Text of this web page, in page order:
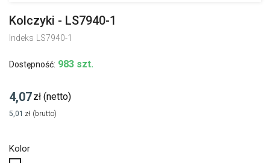
Kolczyki - LS7940-1
Indeks LS7940-1
Dostępność: 983 szt.
4,07zł (netto)
5,01 zł (brutto)
Kolor